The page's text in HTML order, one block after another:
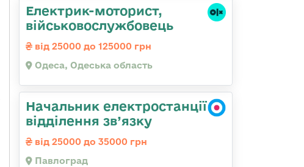
Електрик-моторист,
військовослужбовець
від 25000 до 125000 грн
Одеса, Одеська область
Начальник електростанції
відділення зв’язку
від 25000 до 35000 грн
Павлоград